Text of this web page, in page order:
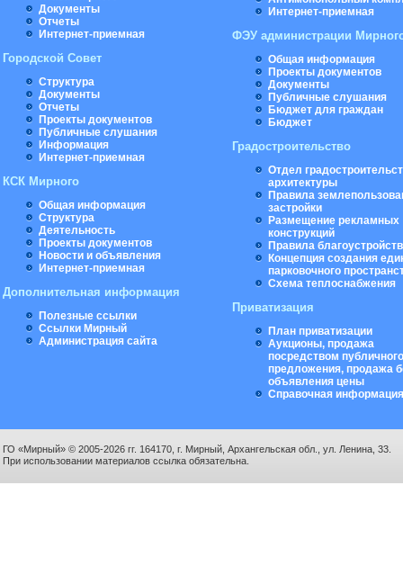
Документы
Отчеты
Интернет-приемная
Городской Совет
Структура
Документы
Отчеты
Проекты документов
Публичные слушания
Информация
Интернет-приемная
КСК Мирного
Общая информация
Структура
Деятельность
Проекты документов
Новости и объявления
Интернет-приемная
Дополнительная информация
Полезные ссылки
Ссылки Мирный
Администрация сайта
Интернет-приемная
ФЭУ администрации
Общая информация
Проекты документов
Документы
Публичные слушания
Бюджет для граждан
Бюджет
Градостроительство
Отдел
архитектуры
Правила
застройки
Размещение рекламных
конструкций
Правила
Концепция создания
парковочного
Схема теплоснабжения
Приватизация
План приватизации
Аукционы, продажа
посредством публичного
предложения, продажа
объявления цены
Справочная информация
ГО «Мирный» © 2005-2026 гг. 164170, г. Мирный, Архангельская обл., ул. Ленина, 33.
При использовании материалов ссылка обязательна.